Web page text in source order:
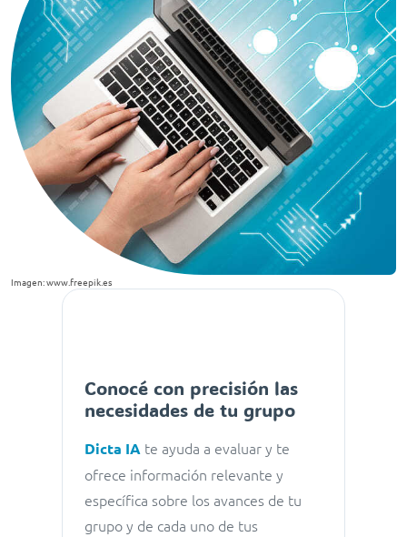
Imagen: www.freepik.es
Conocé con precisión las
necesidades de tu grupo
Dicta IA te ayuda a evaluar y te
ofrece información relevante y
específica sobre los avances de tu
grupo y de cada uno de tus